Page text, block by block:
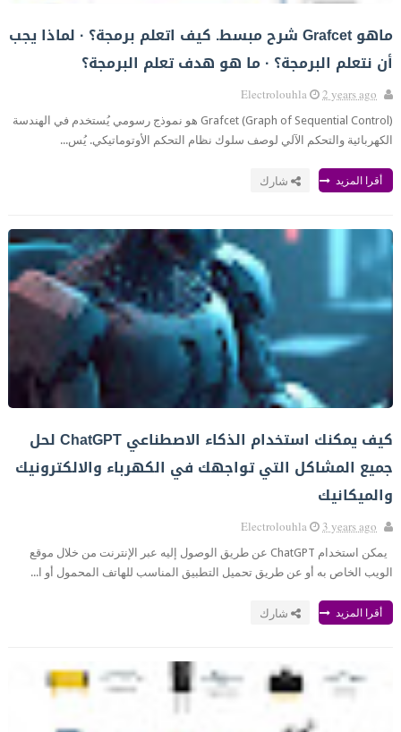
ماهو Grafcet شرح مبسط. كيف اتعلم برمجة؟ · لماذا يجب
أن نتعلم البرمجة؟ · ما هو هدف تعلم البرمجة؟
Electrolouhla 2 years ago
Grafcet (Graph of Sequential Control) هو نموذج رسومي يُستخدم في الهندسة
الكهربائية والتحكم الآلي لوصف سلوك نظام التحكم الأوتوماتيكي. يُس...
أقرا المزيد شارك
كيف يمكنك استخدام الذكاء الاصطناعي ChatGPT لحل
جميع المشاكل التي تواجهك في الكهرباء والالكترونيك
والميكانيك
Electrolouhla 3 years ago
يمكن استخدام ChatGPT عن طريق الوصول إليه عبر الإنترنت من خلال موقع
الويب الخاص به أو عن طريق تحميل التطبيق المناسب للهاتف المحمول أو ا...
أقرا المزيد شارك